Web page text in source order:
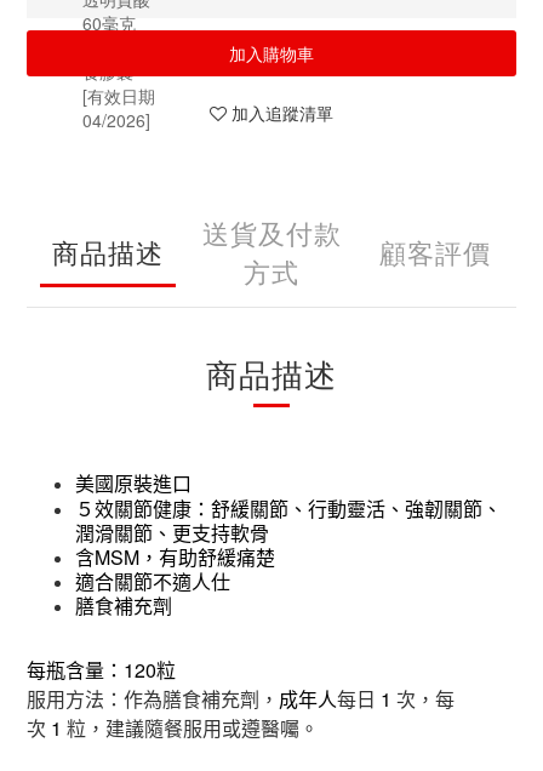
加入購物車
加入追蹤清單
商品描述
送貨及付款
方式
顧客評價
商品描述
美國原裝進口
５效關節健康：舒緩關節、行動靈活、強韌關節、
潤滑關節、更支持軟骨
含MSM ，有助舒緩痛楚
適合關節不適人仕
膳食補充劑
每瓶含量： 120粒
服用方法：作為膳食補充劑， 成年人每日 1 次，每
次 1 粒，建議隨餐服用或遵醫囑。